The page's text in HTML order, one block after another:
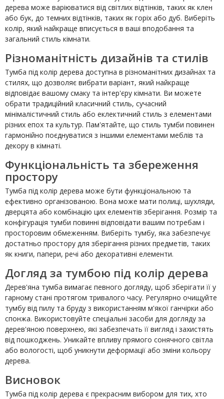
дерева може варіюватися від світлих відтінків, таких як клен
або бук, до темних відтінків, таких як горіх або дуб. Виберіть
колір, який найкраще вписується в ваші вподобання та
загальний стиль кімнати.
Різноманітність дизайнів та стилів
Тумба під колір дерева доступна в різноманітних дизайнах та
стилях, що дозволяє вибрати варіант, який найкраще
відповідає вашому смаку та інтер'єру кімнати. Ви можете
обрати традиційний класичний стиль, сучасний
мінімалістичний стиль або еклектичний стиль з елементами
різних епох та культур. Пам'ятайте, що стиль тумби повинен
гармонійно поєднуватися з іншими елементами меблів та
декору в кімнаті.
Функціональність та збереження
простору
Тумба під колір дерева може бути функціональною та
ефективно організованою. Вона може мати полиці, шухляди,
дверцята або комбінацію цих елементів зберігання. Розмір та
конфігурація тумби повинні відповідати вашим потребам і
просторовим обмеженням. Виберіть тумбу, яка забезпечує
достатньо простору для зберігання різних предметів, таких
як книги, папери, речі або декоративні елементи.
Догляд за тумбою під колір дерева
Дерев'яна тумба вимагає певного догляду, щоб зберігати її у
гарному стані протягом тривалого часу. Регулярно очищуйте
тумбу від пилу та бруду з використанням м'якої ганчірки або
спонжа. Використовуйте спеціальні засоби для догляду за
дерев'яною поверхнею, які забезпечать її вигляд і захистять
від пошкоджень. Уникайте впливу прямого сонячного світла
або вологості, щоб уникнути деформації або зміни кольору
дерева.
Висновок
Тумба під колір дерева є прекрасним вибором для тих, хто